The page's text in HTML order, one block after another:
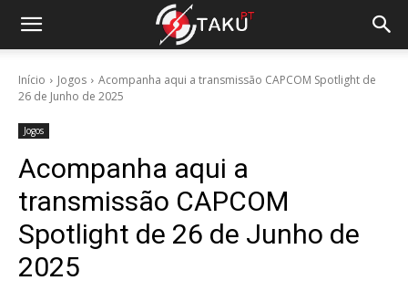
Início Jogos
Acompanha aqui a transmissão CAPCOM Spotlight de
26 de Junho de 2025
Jogos
Acompanha aqui a
transmissão CAPCOM
Spotlight de 26 de Junho de
2025